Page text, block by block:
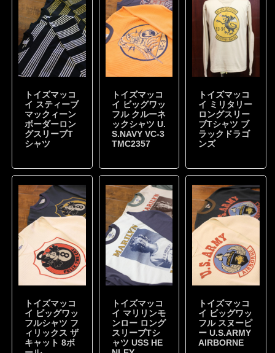
トイズマッコ
イ スティーブ
マックィーン
ボーダーロン
グスリーブT
シャツ
トイズマッコ
イ ビッグワッ
フル クルーネ
ックシャツ U.
S.NAVY VC-3
TMC2357
トイズマッコ
イ ミリタリー
ロングスリー
ブTシャツ ブ
ラックドラゴ
ンズ
トイズマッコ
イ ビッグワッ
フルシャツ フ
ィリックス ザ
キャット 8ボ
トイズマッコ
イ マリリンモ
ンロー ロング
スリーブTシ
ャツ USS HE
トイズマッコ
イ ビッグワッ
フル スヌーピ
ー U.S.ARMY
AIRBORNE